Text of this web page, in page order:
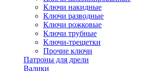
Ключи накидные
Ключи разводные
Ключи рожковые
Ключи трубные
Ключи-трещетки
Прочие ключи
Патроны для дрели
Валики